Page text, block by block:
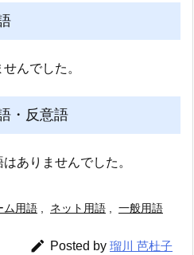
んでした。
・反意語
ありませんでした。
ム用語 ネット用語 一般用語
 Posted by 瑠川 芭杜子